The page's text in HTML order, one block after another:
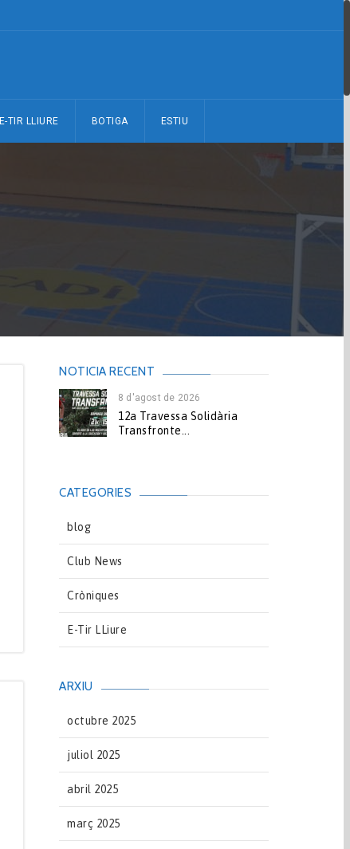
E-TIR LLIURE BOTIGA ESTIU
NOTICIA RECENT
8 d'agost de 2026
12a Travessa Solidària
Transfronte...
CATEGORIES
blog
Club News
Cròniques
E-Tir LLiure
ARXIU
octubre 2025
juliol 2025
abril 2025
març 2025